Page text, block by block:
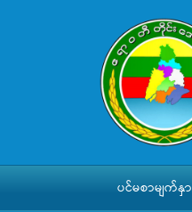
ပင်မစာမျက်နှာ